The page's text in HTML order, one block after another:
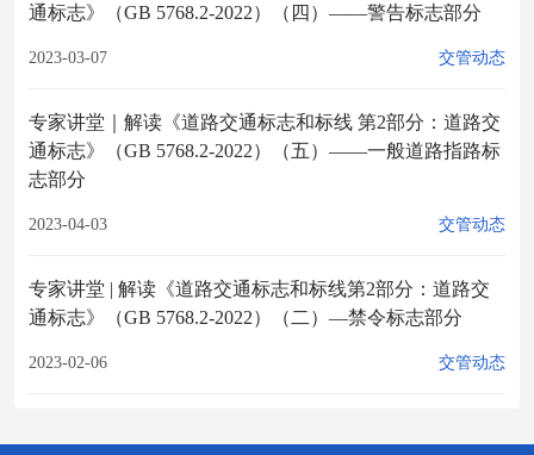
通标志》（GB 5768.2-2022）（四）——警告标志部分
2023-03-07 交管动态
专家讲堂｜解读《道路交通标志和标线 第2部分：道路交
通标志》（GB 5768.2-2022）（五）——一般道路指路标
志部分
2023-04-03 交管动态
专家讲堂 | 解读《道路交通标志和标线第2部分：道路交
通标志》（GB 5768.2-2022）（二）—禁令标志部分
2023-02-06 交管动态